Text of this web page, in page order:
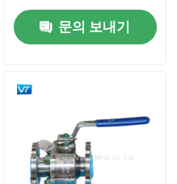
문의 보내기